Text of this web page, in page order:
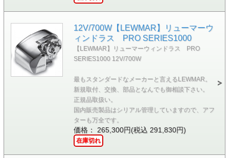
12V/700W【LEWMAR】リューマーウ
ィンドラス PRO SERIES1000
【LEWMAR】リューマーウィンドラス PRO
SERIES1000 12V/700W
最もスタンダードなメーカーと言えるLEWMAR。
新規取付、交換、部品となんでも御相談下さい。
正規品取扱い。
国内販売製品はシリアル管理していますので、アフ
ターも万全です。
価格： 265,300円(税込 291,830円)
在庫切れ